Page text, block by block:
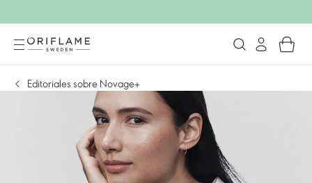
Editoriales sobre Novage+